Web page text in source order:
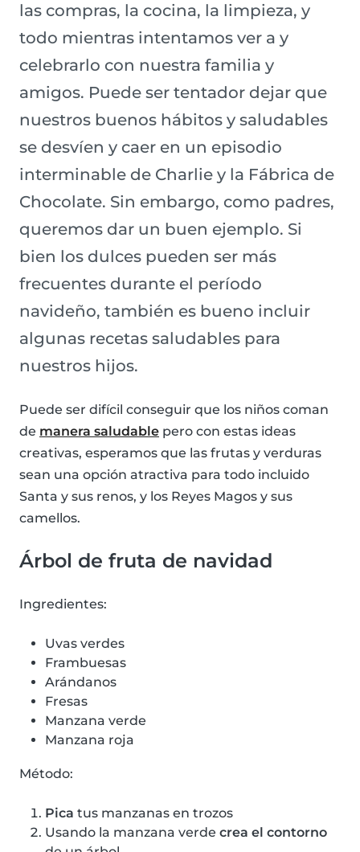
las compras, la cocina, la limpieza, y
todo mientras intentamos ver a y
celebrarlo con nuestra familia y
amigos. Puede ser tentador dejar que
nuestros buenos hábitos y saludables
se desvíen y caer en un episodio
interminable de Charlie y la Fábrica de
Chocolate. Sin embargo, como padres,
queremos dar un buen ejemplo. Si
bien los dulces pueden ser más
frecuentes durante el período
navideño, también es bueno incluir
algunas recetas saludables para
nuestros hijos.
Puede ser difícil conseguir que los niños coman
de manera saludable pero con estas ideas
creativas, esperamos que las frutas y verduras
sean una opción atractiva para todo incluido
Santa y sus renos, y los Reyes Magos y sus
camellos.
Árbol de fruta de navidad
Ingredientes:
Uvas verdes
Frambuesas
Arándanos
Fresas
Manzana verde
Manzana roja
Método:
Pica tus manzanas en trozos
Usando la manzana verde crea el contorno